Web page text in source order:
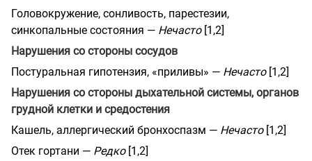
Головокружение, сонливость, парестезии,
синкопальные состояния — Нечасто[1,2]
Нарушения со стороны сосудов
Постуральная гипотензия, «приливы» — Нечасто[1,2]
Нарушения со стороны дыхательной системы, органов
грудной клетки и средостения
Кашель, аллергический бронхоспазм — Нечасто[1,2]
Отек гортани — Редко[1,2]